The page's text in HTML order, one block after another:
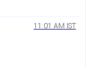
11:01 AM IST